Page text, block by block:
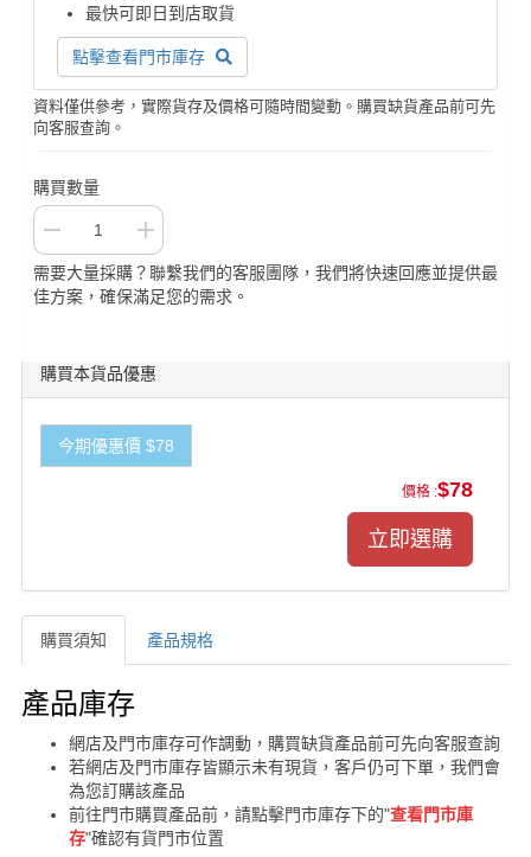
最快可即日到店取貨
點擊查看門市庫存
資料僅供參考，實際貨存及價格可隨時間變動。購買缺貨產品前可先
向客服查詢。
購買數量
需要大量採購？聯繫我們的客服團隊，我們將快速回應並提供最
佳方案，確保滿足您的需求。
購買本貨品優惠
今期優惠價 $78
價格 :$78
購買須知 產品規格
購買須知
產品庫存
網店及門市庫存可作調動，購買缺貨產品前可先向客服查詢
若網店及門市庫存皆顯示未有現貨，客戶仍可下單，我們會
為您訂購該產品
前往門市購買產品前，請點擊門市庫存下的"查看門市庫
存"確認有貨門市位置